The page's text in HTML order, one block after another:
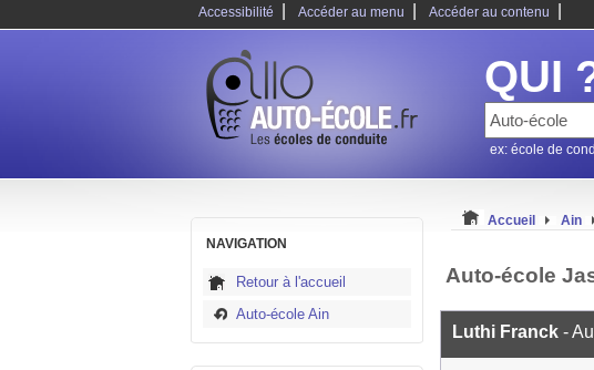
Accessibilité Accéder au menu Accéder au contenu
QUI
ex: école de
NAVIGATION
Retour à l'accueil
Auto-école Ain
Accueil Ain
Auto-école
Luthi Franck -